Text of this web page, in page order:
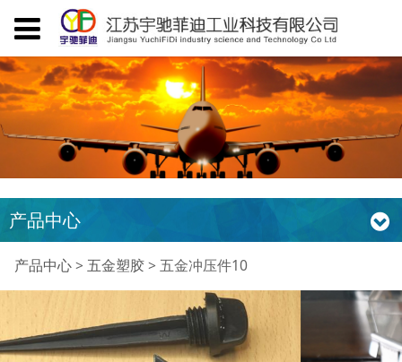
产品中心
五金冲压件10
产品中心> 五金塑胶> 五金冲压件10